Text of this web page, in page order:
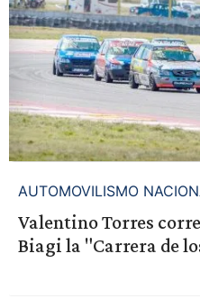
AUTOMOVILISMO
Valentino Torres
Biagi la "Carrera de